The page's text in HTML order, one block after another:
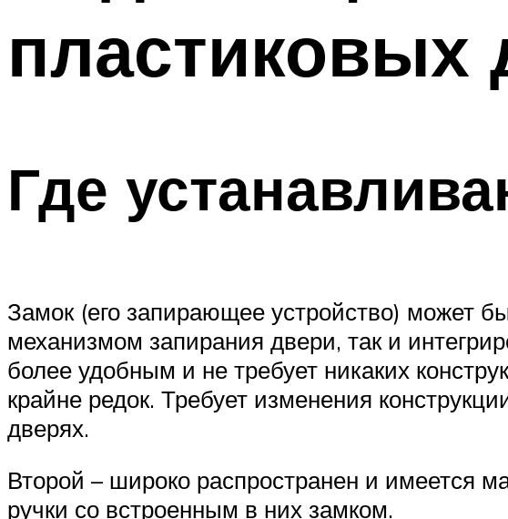
пластиковых
Где
Замок (его запирающее устройство) может
механизмом запирания двери, так и
более удобным и не требует никаких
крайне редок. Требует изменения
дверях.
Второй – широко распространен и имеется
ручки со встроенным в них замком.